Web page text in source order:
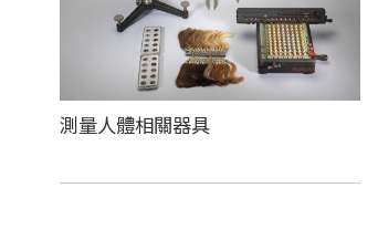
測量人體相關器具